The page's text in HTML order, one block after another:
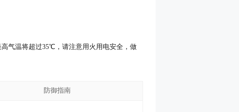
气温将超过35℃，请注意用火用电安全，做
防御指南